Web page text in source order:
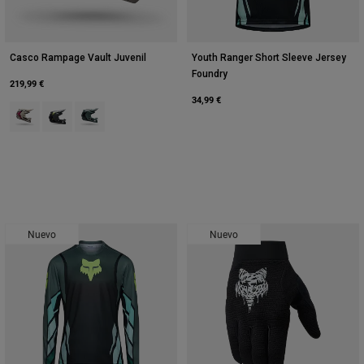
Casco Rampage Vault Juvenil
219,99 €
Product swatch type of Blanco tiza.
Product swatch type of Gris Peltre.
Product swatch type of Verde salvia.
Youth Ranger Short Sleeve Jersey
Foundry
34,99 €
Nuevo Nuevo